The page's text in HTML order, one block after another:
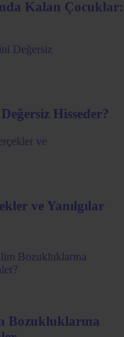
Kalan Çocuklar:
Hisseder?
ve Yanılgılar
Bozukluklarına